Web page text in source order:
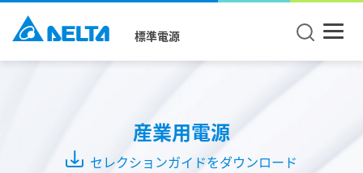
標準電源
産業用電源
セレクションガイドをダウンロード